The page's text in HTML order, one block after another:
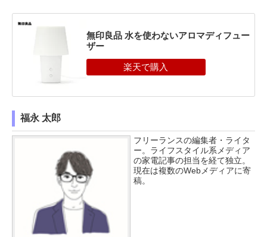
無印良品 水を使わないアロマディフュー
ザー
福永 太郎
フリーランスの編集者・ライタ
ー。ライフスタイル系メディア
の家電記事の担当を経て独立。
現在は複数のWebメディアに寄
稿。